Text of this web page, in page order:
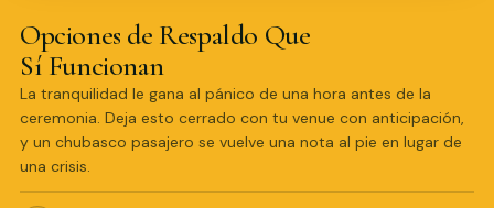
Opciones de Respaldo Que
Sí Funcionan
La tranquilidad le gana al pánico de una hora antes de la
ceremonia. Deja esto cerrado con tu venue con anticipación,
y un chubasco pasajero se vuelve una nota al pie en lugar de
una crisis.